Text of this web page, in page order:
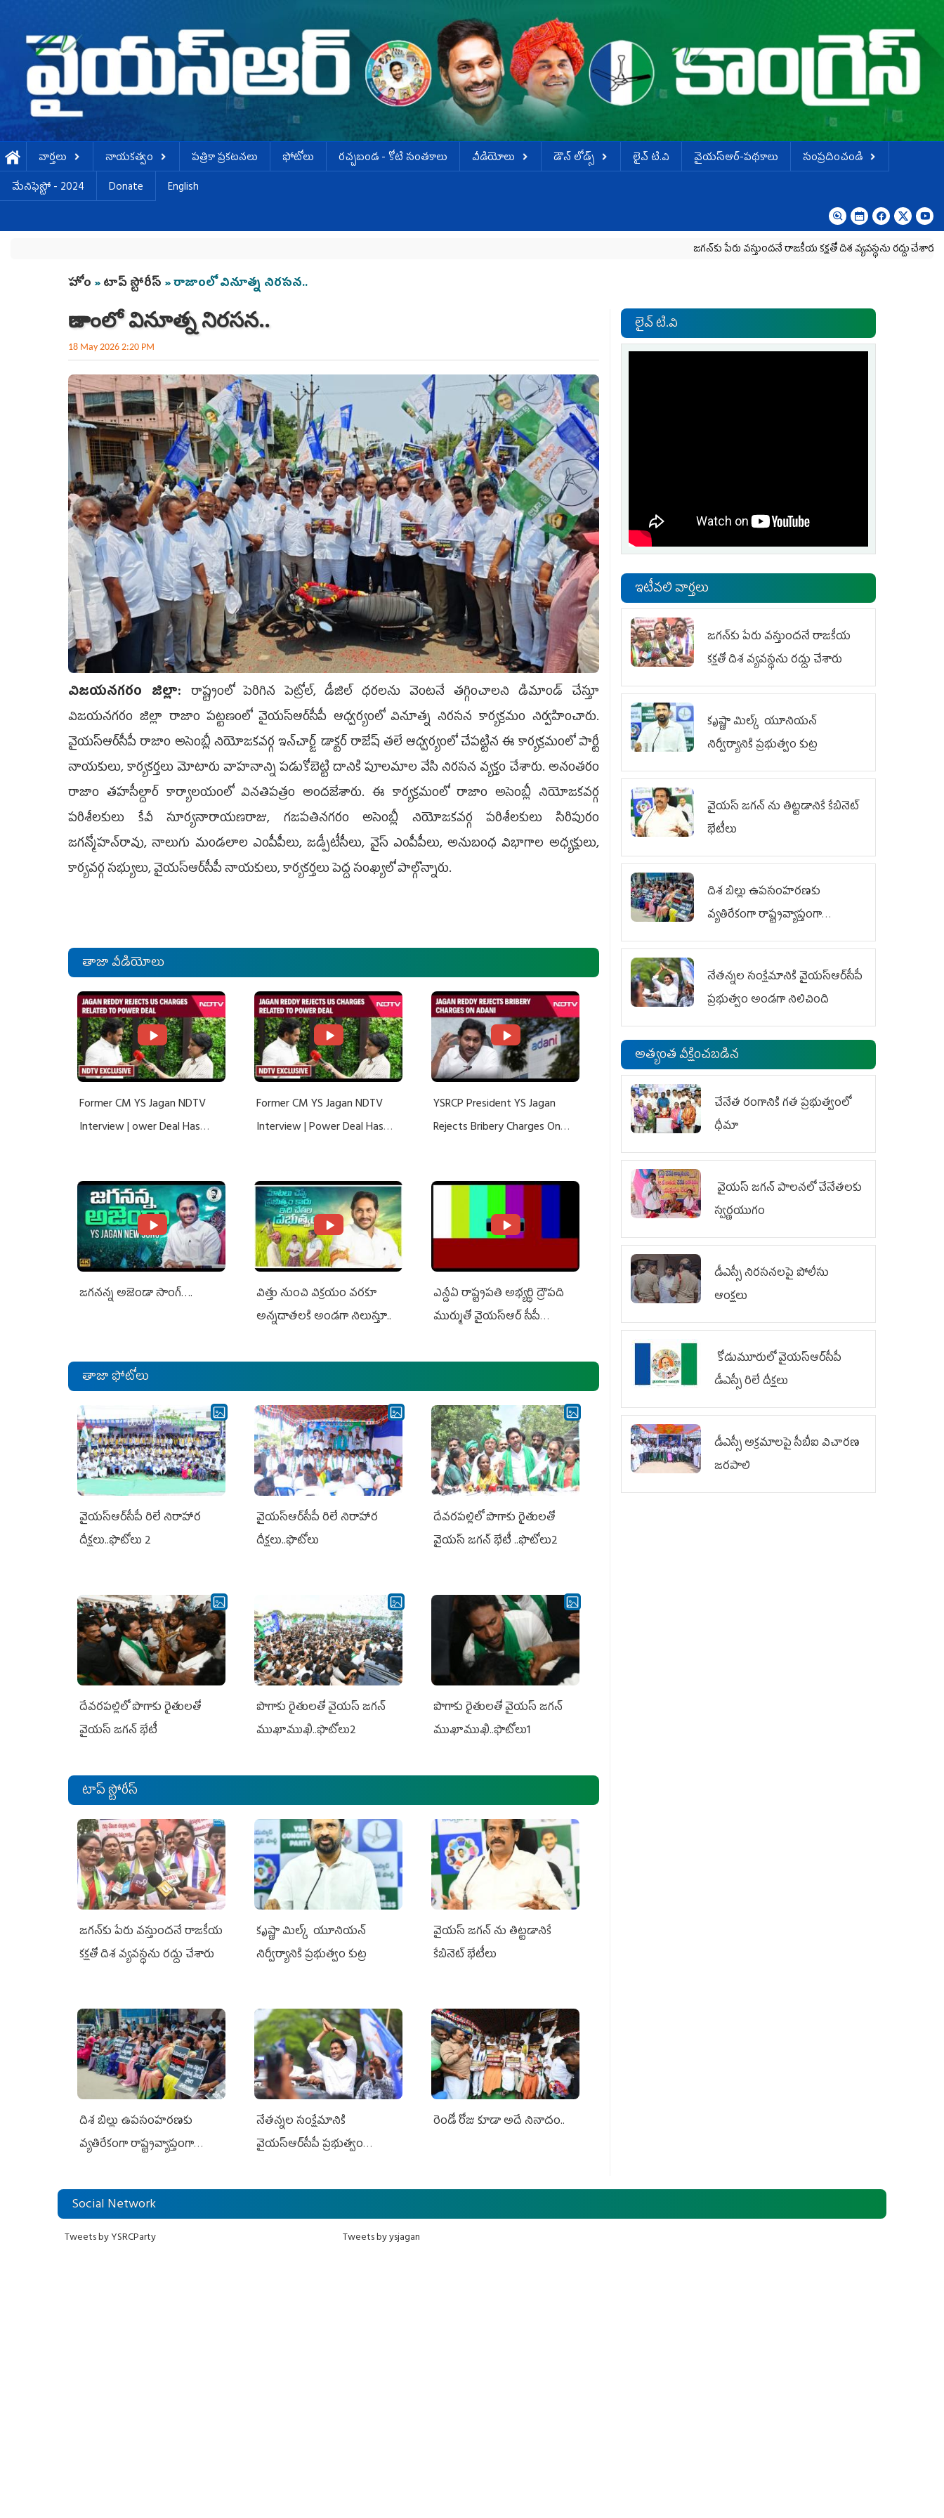
వార్తలు నాయకత్వం పత్రికా ప్రకటనలు ఫోటోలు ర‌చ్చ‌బండ‌ - కోటి సంత‌కాలు వీడియోలు డౌన్ లోడ్స్ లైవ్ టి.వి వైయస్ఆర్-పథకాలు
సంప్రదించండి
మేనిఫెస్టో - 2024
Donate English
జగన్‌కు పేరు వస్తుందనే రాజకీయ కక్షతో దిశ వ్య‌వ‌స్థ‌ను రద్దు చేశారు కృష్ణా
You are here
హోం »టాప్ స్టోరీస్ » రాజాంలో వినూత్న నిరసన..
రాజాంలో వినూత్న నిరసన..
18 May 2026 2:20 PM
విజ‌య‌న‌గ‌రం జిల్లా: రాష్ట్రంలో పెరిగిన పెట్రోల్, డీజిల్ ధరలను వెంటనే తగ్గించాలని డిమాండ్ చేస్తూ
విజయనగరం జిల్లా రాజాం పట్టణంలో వైయ‌స్ఆర్‌సీపీ ఆధ్వర్యంలో వినూత్న నిరసన కార్యక్రమం నిర్వహించారు.
వైయ‌స్ఆర్‌సీపీ రాజాం అసెంబ్లీ నియోజకవర్గ ఇన్‌చార్జ్ డాక్టర్ రాజేష్ తలే ఆధ్వర్యంలో చేపట్టిన ఈ కార్యక్రమంలో పార్టీ
నాయకులు, కార్యకర్తలు మోటారు వాహనాన్ని పడుకోబెట్టి దానికి పూలమాల వేసి నిరసన వ్యక్తం చేశారు. అనంతరం
రాజాం తహసీల్దార్ కార్యాలయంలో వినతిపత్రం అందజేశారు. ఈ కార్యక్రమంలో రాజాం అసెంబ్లీ నియోజకవర్గ
పరిశీలకులు కేవీ సూర్యనారాయణరాజు, గజపతినగరం అసెంబ్లీ నియోజకవర్గ పరిశీలకులు సిరిపురం
జగన్మోహన్‌రావు, నాలుగు మండలాల ఎంపీపీలు, జడ్పీటీసీలు, వైస్ ఎంపీపీలు, అనుబంధ విభాగాల అధ్యక్షులు,
కార్యవర్గ సభ్యులు, వైయ‌స్ఆర్‌సీపీ నాయకులు, కార్యకర్తలు పెద్ద సంఖ్యలో పాల్గొన్నారు.
తాజా వీడియోలు
Former CM YS Jagan NDTV
Interview | ower Deal Has
Former CM YS Jagan NDTV
Interview | Power Deal Has
YSRCP President YS Jagan
Rejects Bribery Charges On
జగనన్న అజెండా సాంగ్….
విత్తు నుంచి విక్రయం వరకూ
అన్నదాతలకి అండగా నిలుస్తూ..
ఎన్డీఏ రాష్ట్ర‌ప‌తి అభ్య‌ర్థి ద్రౌప‌ది
ముర్ముతో వైయ‌స్ఆర్ సీపీ
ఎమ్మెల్యేలు, ఎంపీల స‌మావేశం
తాజా ఫోటోలు
వైయ‌స్ఆర్‌సీపీ రిలే నిరాహార
దీక్షలు..ఫొటోలు 2
వైయ‌స్ఆర్‌సీపీ రిలే నిరాహార
దీక్షలు..ఫొటోలు
దేవరపల్లిలో పొగాకు రైతులతో
వైయస్ జగన్ భేటీ ..ఫొటోలు2
దేవరపల్లిలో పొగాకు రైతులతో
వైయస్ జగన్ భేటీ
పొగాకు రైతుల‌తో వైయ‌స్ జ‌గ‌న్
ముఖాముఖి..ఫొటోలు2
పొగాకు రైతుల‌తో వైయ‌స్ జ‌గ‌న్
ముఖాముఖి..ఫొటోలు1
టాప్ స్టోరీస్
జగన్‌కు పేరు వస్తుందనే రాజకీయ
కక్షతో దిశ వ్య‌వ‌స్థ‌ను రద్దు చేశారు
కృష్ణా మిల్క్‌ యూనియన్‌
నిర్వీర్యానికి ప్రభుత్వం కుట్ర
వైయ‌స్ జగన్‌ ను తిట్టడానికే
కేబినెట్‌ భేటీలు
దిశ బిల్లు ఉపసంహరణకు
వ్యతిరేకంగా రాష్ట్రవ్యాప్తంగా
ఆందోళనలు
నేతన్నల సంక్షేమానికి
వైయ‌స్ఆర్‌సీపీ ప్రభుత్వం
రెండో రోజు కూడా అదే నినాదం..
లైవ్ టి.వి
ఇటీవలి వార్తలు
జగన్‌కు పేరు వస్తుందనే రాజకీయ
కక్షతో దిశ వ్య‌వ‌స్థ‌ను రద్దు చేశారు
కృష్ణా మిల్క్‌ యూనియన్‌
నిర్వీర్యానికి ప్రభుత్వం కుట్ర
వైయ‌స్ జగన్‌ ను తిట్టడానికే కేబినెట్‌
భేటీలు
దిశ బిల్లు ఉపసంహరణకు
వ్యతిరేకంగా రాష్ట్రవ్యాప్తంగా
వైయ‌స్ఆర్‌సీపీ మహిళా విభాగం
నేతన్నల సంక్షేమానికి వైయ‌స్ఆర్‌సీపీ
ప్రభుత్వం అండగా నిలిచింది
అత్యంత వీక్షించబడిన
చేనేత రంగానికి గత ప్రభుత్వంలో
ధీమా
వైయ‌స్ జగన్ పాలనలో చేనేతలకు
స్వర్ణయుగం
డీఎస్సీ నిరసనలపై పోలీసు
ఆంక్షలు
కోడుమూరులో వైయ‌స్ఆర్‌సీపీ
డీఎస్సీ రిలే దీక్షలు
డీఎస్సీ అక్రమాలపై సీబీఐ విచారణ
జరపాలి
Social Network
Tweets by YSRCParty Tweets by ysjagan